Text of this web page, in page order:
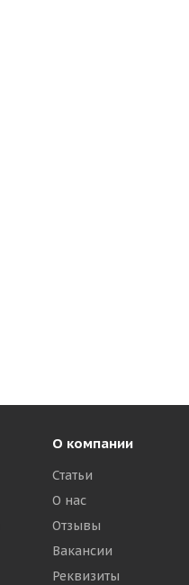
О компании
Статьи
О нас
Отзывы
Вакансии
Реквизиты